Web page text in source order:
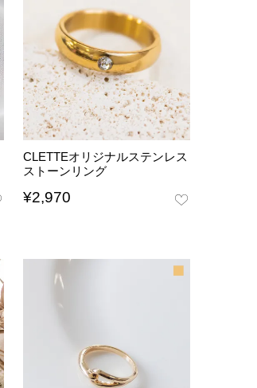
CLETTEオリジナルステンレス
ストーンリング
¥2,970